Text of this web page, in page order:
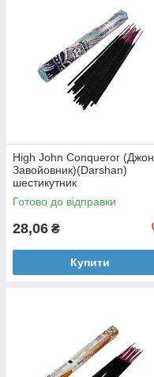
High John Conqueror (Джон
Завойовник)(Darshan)
шестикутник
Готово до відправки
28,06 ₴
Купити